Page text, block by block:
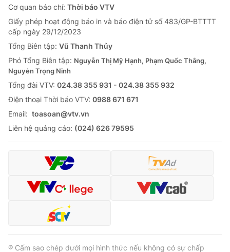
Cơ quan báo chí: Thời báo VTV
Giấy phép hoạt động báo in và báo điện tử số 483/GP-BTTTT
cấp ngày 29/12/2023
Tổng Biên tập: Vũ Thanh Thủy
Phó Tổng Biên tập: Nguyễn Thị Mỹ Hạnh, Phạm Quốc Thắng,
Nguyễn Trọng Ninh
Tổng đài VTV: 024.38 355 931 - 024.38 355 932
Ðiện thoại Thời báo VTV: 0988 671 671
Email: toasoan@vtv.vn
Liên hệ quảng cáo: (024) 626 79595
® Cấm sao chép dưới mọi hình thức nếu không có sự chấp